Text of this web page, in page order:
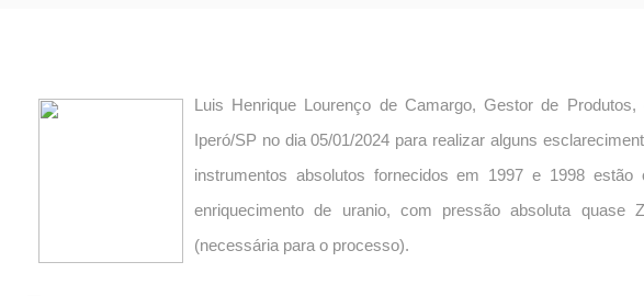
Luis Henrique Lourenço de Camargo, Gestor de
Iperó/SP no dia 05/01/2024 para realizar alguns
instrumentos absolutos fornecidos em 1997 e 1998
enriquecimento de uranio, com pressão absoluta quase
(necessária para o processo).